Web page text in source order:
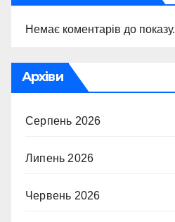
Немає коментарів до показу.
Архіви
Серпень 2026
Липень 2026
Червень 2026